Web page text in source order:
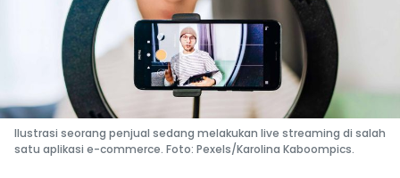
Ilustrasi seorang penjual sedang melakukan live streaming di salah
satu aplikasi e-commerce. Foto: Pexels/Karolina Kaboompics.